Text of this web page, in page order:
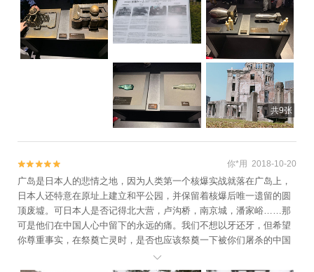
共9张

 你*用 2018-10-20
广岛是日本人的悲情之地，因为人类第一个核爆实战就落在广岛上，
日本人还特意在原址上建立和平公园，并保留着核爆后唯一遗留的圆
顶废墟。可日本人是否记得北大营，卢沟桥，南京城，潘家峪……那
可是他们在中国人心中留下的永远的痛。我们不想以牙还牙，但希望
你尊重事实，在祭奠亡灵时，是否也应该祭奠一下被你们屠杀的中国
